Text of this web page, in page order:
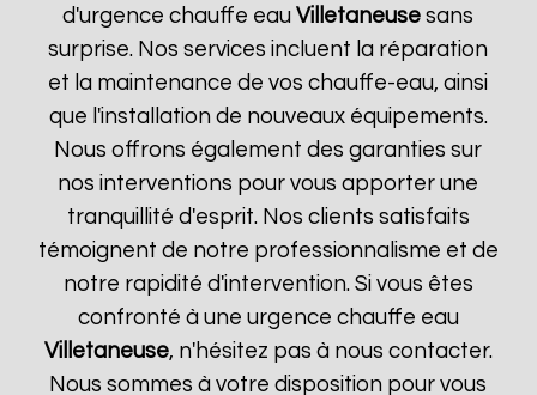
d'urgence chauffe eauVilletaneuse sans
surprise. Nos services incluent la réparation
et la maintenance de vos chauffe-eau, ainsi
que l'installation de nouveaux équipements.
Nous offrons également des garanties sur
nos interventions pour vous apporter une
tranquillité d'esprit. Nos clients satisfaits
témoignent de notre professionnalisme et de
notre rapidité d'intervention. Si vous êtes
confronté à une urgence chauffe eau
Villetaneuse, n'hésitez pas à nous contacter.
Nous sommes à votre disposition pour vous